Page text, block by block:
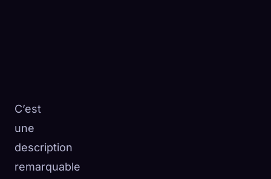
C’est
une
description
remarquable